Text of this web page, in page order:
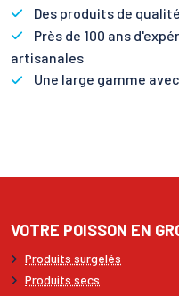
Des produits de
Près de 100 ans
artisanales
Une large gamme
VOTRE POISSON EN
Produits surgelés
Produits secs